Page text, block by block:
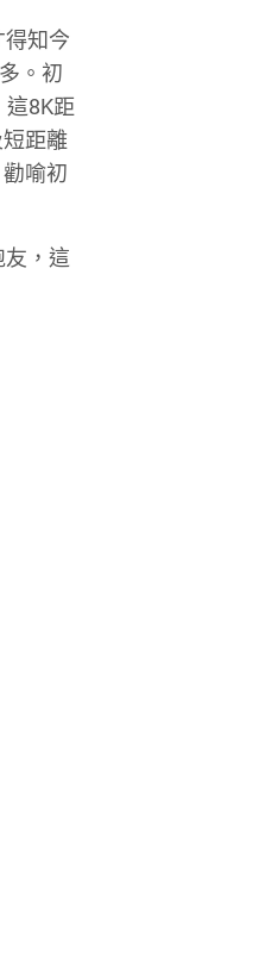
知今
。初
這8K距
距離
喻初
，這